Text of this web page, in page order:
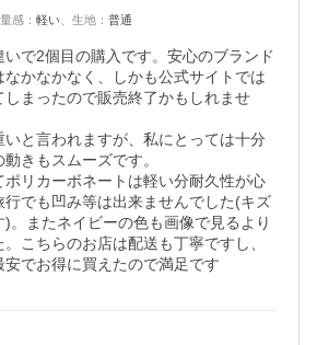
感 ： 軽い 生地 ： 普通
で2個目の購入です。安心のブランド
かなかなく、しかも公式サイトでは
まったので販売終了かもしれませ
いと言われますが、私にとっては十分
きもスムーズです。
ポリカーボネートは軽い分耐久性が心
でも凹み等は出来ませんでした(キズ
。またネイビーの色も画像で見るより
こちらのお店は配送も丁寧ですし、
でお得に買えたので満足です